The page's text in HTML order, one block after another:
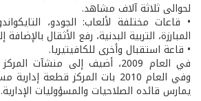
لحوالى ثلاثة آلاف مشاهد.
• قاعات مختلفة لألعاب: الجودو،
المبارزة، التربية البدنية، رفع الأثقال
• قاعة استقبال وأخرى للكافيتيريا.
في العام 2009، أضيف إلى منشآت
وفي العام 2010 بات المركز قطعة
يمارس قائده الصلاحيات والمسؤوليات الإدارية.